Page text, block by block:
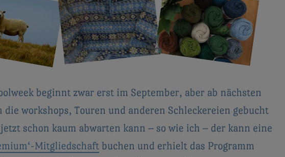
beginnt zwar erst im September, aber ab nächsten
die workshops, Touren und anderen Schleckereien gebucht
schon kaum abwarten kann – so wie ich – der kann eine
Mitgliedschaft buchen und erhielt das Programm